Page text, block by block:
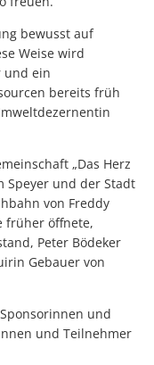
bewusst auf
Weise wird
und ein
bereits früh
„Das Herz
Speyer und der Stadt
von Freddy
früher öffnete,
Peter Bödeker
Gebauer von
und
und Teilnehmer